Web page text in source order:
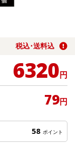
税込･送料込
6320円
79円
58 ポイント